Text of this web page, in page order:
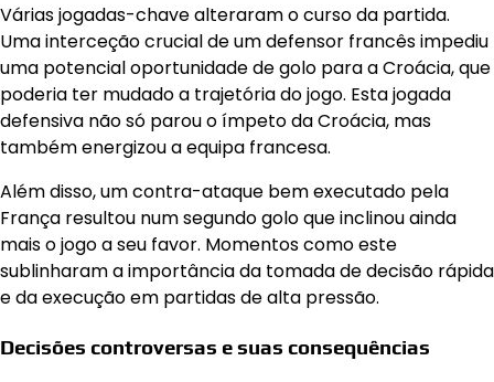
Várias jogadas-chave alteraram o curso da partida.
Uma interceção crucial de um defensor francês impediu
uma potencial oportunidade de golo para a Croácia, que
poderia ter mudado a trajetória do jogo. Esta jogada
defensiva não só parou o ímpeto da Croácia, mas
também energizou a equipa francesa.
Além disso, um contra-ataque bem executado pela
França resultou num segundo golo que inclinou ainda
mais o jogo a seu favor. Momentos como este
sublinharam a importância da tomada de decisão rápida
e da execução em partidas de alta pressão.
Decisões controversas e suas consequências